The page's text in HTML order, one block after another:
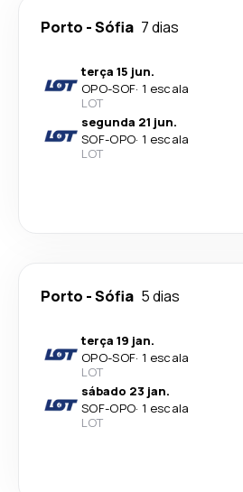
Porto -Sófia 7 dias
terça 15 jun.
OPO-SOF· 1 escala
LOT
segunda 21 jun.
SOF-OPO· 1 escala
LOT
Porto -Sófia 5 dias
terça 19 jan.
OPO-SOF· 1 escala
LOT
sábado 23 jan.
SOF-OPO· 1 escala
LOT